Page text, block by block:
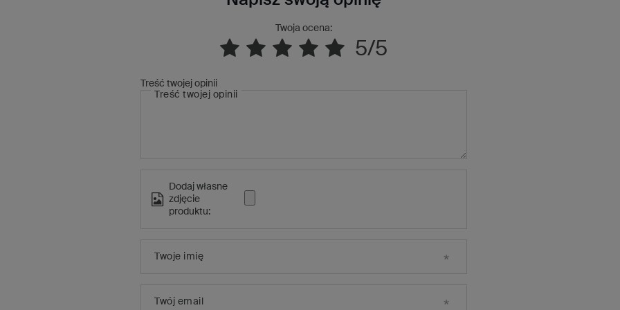
Twoja ocena:
5/5
Treść twojej opinii
Treść twojej opinii
Dodaj własne
zdjęcie
produktu:
Twoje imię
Twój email